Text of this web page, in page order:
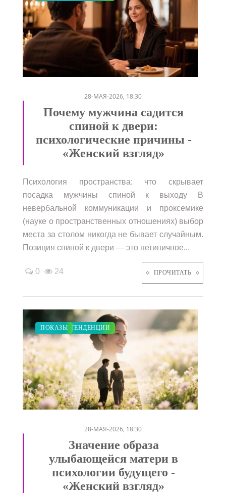
////
28-МАЯ-2026, 18:30
Почему мужчина садится
спиной к двери:
психологические причины -
«Женский взгляд»
Психология пространства: что скрывает
посадка мужчины спиной к выходу В
невербальной коммуникации и проксемике
(науке о пространственных отношениях) выбор
места за столом никогда не бывает случайным.
Позиция спиной к двери — это нетипичное...
0 24 ПРОЧИТАТЬ
ЗАКУПКИ ПО МОДЕ
/
МОДНЫЕ ТЕНДЕНЦИИ
/
СТАТЬИ
/
ПОКАЗЫ
28-МАЯ-2026, 18:30
Значение образа
улыбающейся матери в
психологии будущего -
«Женский взгляд»